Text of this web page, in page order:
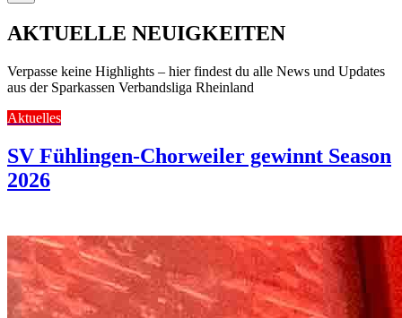
AKTUELLE NEUIGKEITEN
Verpasse keine Highlights – hier findest du alle News und Updates
aus der Sparkassen Verbandsliga Rheinland
Aktuelles
SV Fühlingen-Chorweiler gewinnt Season
2026